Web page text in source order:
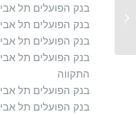
בנק הפועלים תל
בנק הפועלים תל
בנק הפועלים תל
בנק הפועלים תל
התקווה
בנק הפועלים תל
בנק הפועלים תל
רינגו סטאר בישראל לשתי
אביב